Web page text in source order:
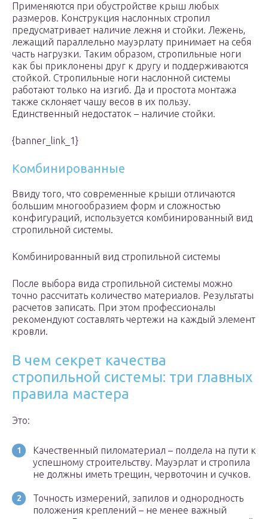
Применяются при обустройстве крыш любых
размеров. Конструкция наслонных стропил
предусматривает наличие лежня и стойки. Лежень,
лежащий параллельно мауэрлату принимает на себя
часть нагрузки. Таким образом, стропильные ноги
как бы приклонены друг к другу и поддерживаются
стойкой. Стропильные ноги наслонной системы
работают только на изгиб. Да и простота монтажа
также склоняет чашу весов в их пользу.
Единственный недостаток – наличие стойки.
{banner_link_1}
Комбинированные
Ввиду того, что современные крыши отличаются
большим многообразием форм и сложностью
конфигураций, используется комбинированный вид
стропильной системы.
Комбинированный вид стропильной системы
После выбора вида стропильной системы можно
точно рассчитать количество материалов. Результаты
расчетов записать. При этом профессионалы
рекомендуют составлять чертежи на каждый элемент
кровли.
В чем секрет качества
стропильной системы: три главных
правила мастера
Это:
Качественный пиломатериал – полдела на пути к
успешному строительству. Мауэрлат и стропила
не должны иметь трещин, червоточин и сучков.
Точность измерений, запилов и однородность
положения креплений – не менее важный